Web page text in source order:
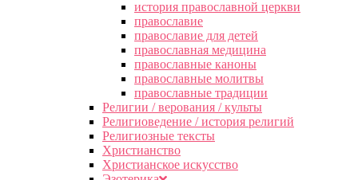
история православной церкви
православие
православие для детей
православная медицина
православные каноны
православные молитвы
православные традиции
Религии / верования / культы
Религиоведение / история религий
Религиозные тексты
Христианство
Христианское искусство